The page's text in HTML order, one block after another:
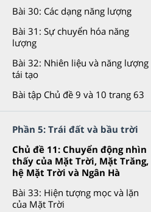
Bài 30: Các dạng năng lượng
Bài 31: Sự chuyển hóa năng
lượng
Bài 32: Nhiên liệu và năng lượng
tái tạo
Bài tập Chủ đề 9 và 10 trang 63
Phần 5: Trái đất và bầu trời
Chủ đề 11: Chuyển động nhìn
thấy của Mặt Trời, Mặt Trăng,
hệ Mặt Trời và Ngân Hà
Bài 33: Hiện tượng mọc và lặn
của Mặt Trời